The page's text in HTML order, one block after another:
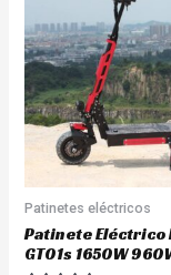
Patinetes eléctricos
Patinete Eléctrico
GT01s 1650W